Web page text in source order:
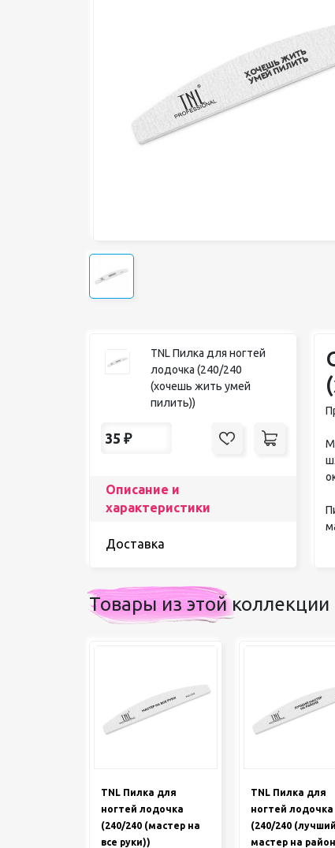
TNL Пилка для ногтей
лодочка (240/240
(хочешь жить умей
пилить))
35 ₽
Описание и
характеристики
Доставка
Товары из этой коллекции
TNL Пилка для
ногтей лодочка
(240/240 (мастер на
все руки))
TNL Пилка для
ногтей лодочка
(240/240 (лучший
мастер на